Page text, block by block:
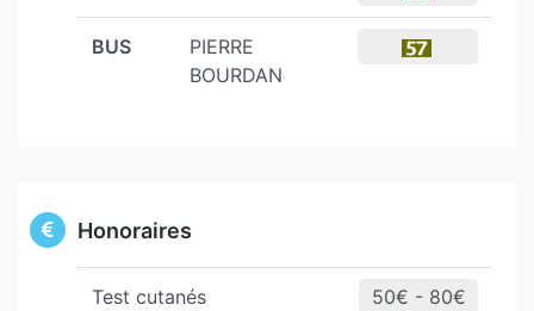
BUS
PIERRE
BOURDAN
Honoraires
Test cutanés 50€ - 80€